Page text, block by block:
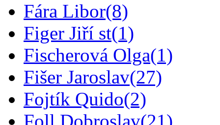
Fára Libor(8)
Figer Jiří st(1)
Fischerová Olga(1)
Fišer Jaroslav(27)
Fojtík Quido(2)